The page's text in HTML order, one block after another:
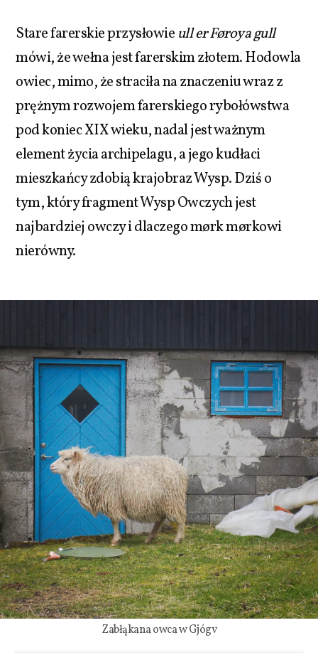
Stare farerskie przysłowie ull er Føroya gull
mówi, że wełna jest farerskim złotem. Hodowla
owiec, mimo, że straciła na znaczeniu wraz z
prężnym rozwojem farerskiego rybołówstwa
pod koniec XIX wieku, nadal jest ważnym
element życia archipelagu, a jego kudłaci
mieszkańcy zdobią krajobraz Wysp. Dziś o
tym, który fragment Wysp Owczych jest
najbardziej owczy i dlaczego mørk mørkowi
nierówny.
Zabłąkana owca w Gjógv